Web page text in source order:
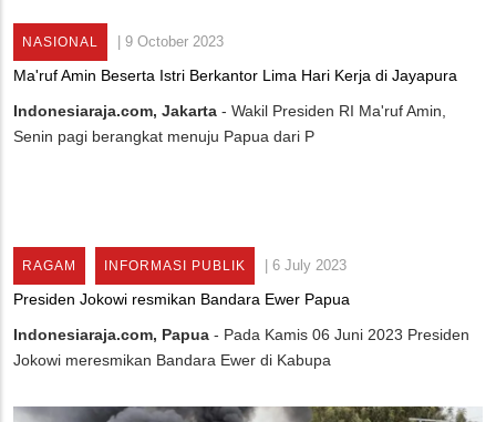
NASIONAL | 9 October 2023
Ma'ruf Amin Beserta Istri Berkantor Lima Hari Kerja di Jayapura
Indonesiaraja.com, Jakarta - Wakil Presiden RI Ma'ruf Amin,
Senin pagi berangkat menuju Papua dari P
RAGAM INFORMASI PUBLIK | 6 July 2023
Presiden Jokowi resmikan Bandara Ewer Papua
Indonesiaraja.com, Papua - Pada Kamis 06 Juni 2023 Presiden
Jokowi meresmikan Bandara Ewer di Kabupa